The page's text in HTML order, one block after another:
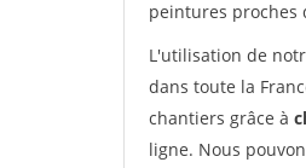
peintures proches
L'utilisation de
dans toute la
chantiers grâce à
ligne. Nous